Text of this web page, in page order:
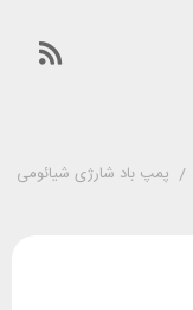
/ پمپ باد شارژی شیائومی Xiaomi Air Compressor 2 MJCQB06QW